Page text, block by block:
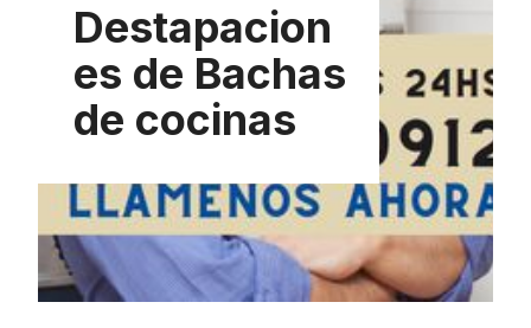
Destapacion
es de Bachas
de cocinas